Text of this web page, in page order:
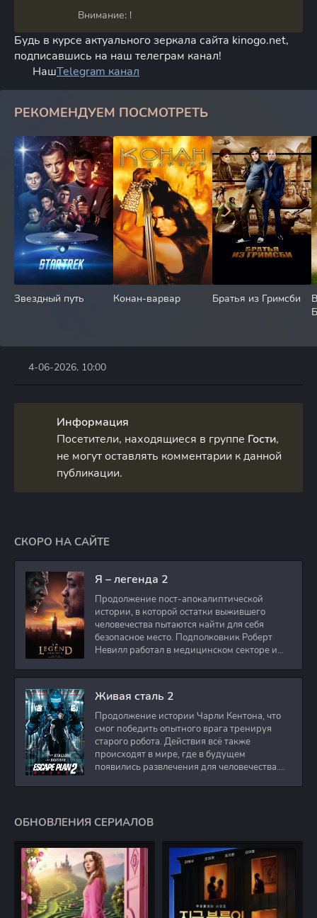
Внимание: !
Будь в курсе актуального зеркала сайта kinogo.net,
подписавшись на наш телеграм канал!
НашTelegram канал
РЕКОМЕНДУЕМ ПОСМОТРЕТЬ
Звездный путь Конан-варвар Братья из Гримсби
4-06-2026, 10:00
Информация
Посетители, находящиеся в группе Гости,
не могут оставлять комментарии к данной
публикации.
СКОРО НА САЙТЕ
Я – легенда 2
Продолжение пост-апокалиптической
истории, в которой остатки выжившего
человечества пытаются найти для себя
безопасное место. Подполковник Роберт
Невилл работал в медицинском секторе и
Живая сталь 2
Продолжение истории Чарли Кентона, что
смог победить опытного врага тренируя
старого робота. Действия всё также
происходят в мире, где в будущем
появились развлечения для человечества.
ОБНОВЛЕНИЯ СЕРИАЛОВ